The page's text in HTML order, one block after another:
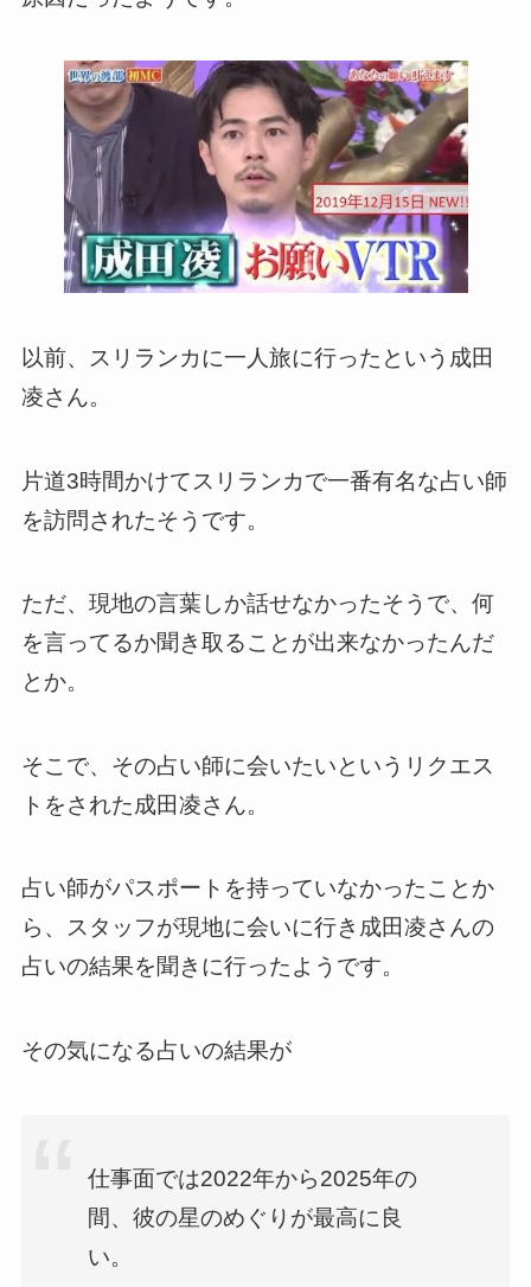
以前、スリランカに一人旅に行ったという成田
凌さん。
片道3時間かけてスリランカで一番有名な占い師
を訪問されたそうです。
ただ、現地の言葉しか話せなかったそうで、何
を言ってるか聞き取ることが出来なかったんだ
とか。
そこで、その占い師に会いたいというリクエス
トをされた成田凌さん。
占い師がパスポートを持っていなかったことか
ら、スタッフが現地に会いに行き成田凌さんの
占いの結果を聞きに行ったようです。
その気になる占いの結果が
仕事面では2022年から2025年の
間、彼の星のめぐりが最高に良
い。